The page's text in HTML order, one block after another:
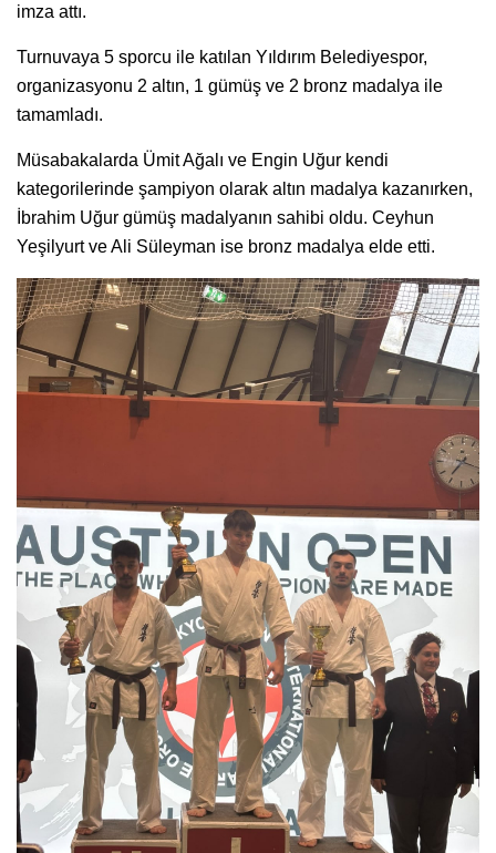
imza attı.
Turnuvaya 5 sporcu ile katılan Yıldırım Belediyespor,
organizasyonu 2 altın, 1 gümüş ve 2 bronz madalya ile
tamamladı.
Müsabakalarda Ümit Ağalı ve Engin Uğur kendi
kategorilerinde şampiyon olarak altın madalya kazanırken,
İbrahim Uğur gümüş madalyanın sahibi oldu. Ceyhun
Yeşilyurt ve Ali Süleyman ise bronz madalya elde etti.